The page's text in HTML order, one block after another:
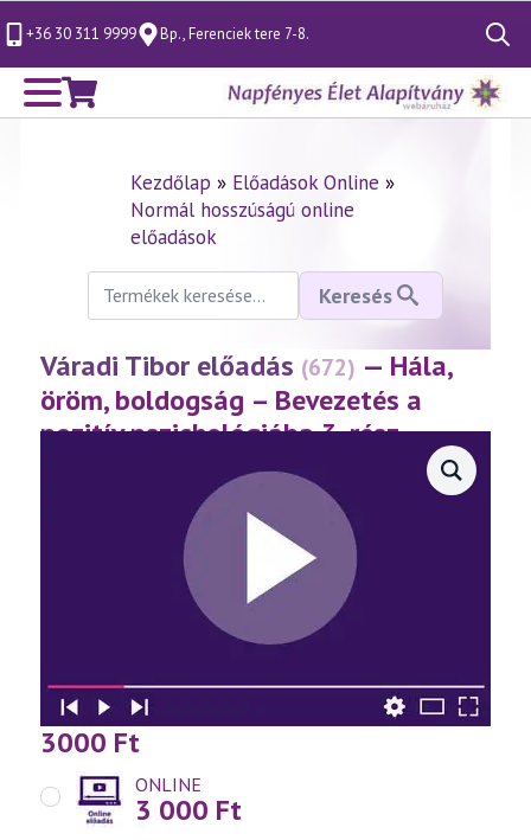
+36 30 311 9999 Bp., Ferenciek tere 7-8.
Search
for:
Kezdőlap » Előadások Online »
Normál hosszúságú online
előadások
Keresés
következőre:
Keresés
Váradi Tibor előadás (672) — Hála,
öröm, boldogság – Bevezetés a
pozitív pszichológiába 3. rész
3000 Ft
ONLINE
3 000 Ft